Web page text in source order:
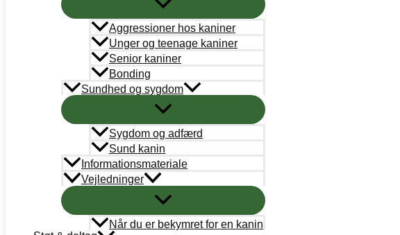
Aggressioner hos kaniner
Unger og teenage kaniner
Senior kaniner
Bonding
Sundhed og sygdom
Sygdom og adfærd
Sund kanin
Informationsmateriale
Vejledninger
Når du er bekymret for en kanin
Arbejdernes Landsbank
Kun donationer:
Reg# 5359 Konto#0245988
Øvrigt: Reg# 5359 Konto# 0000245058
Mobilepay
Kun donationer: #311658
Støt nu